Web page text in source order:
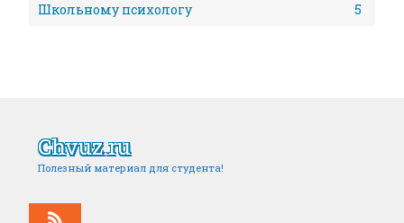
Школьному психологу
5
Chvuz.ru
Полезный материал для студента!